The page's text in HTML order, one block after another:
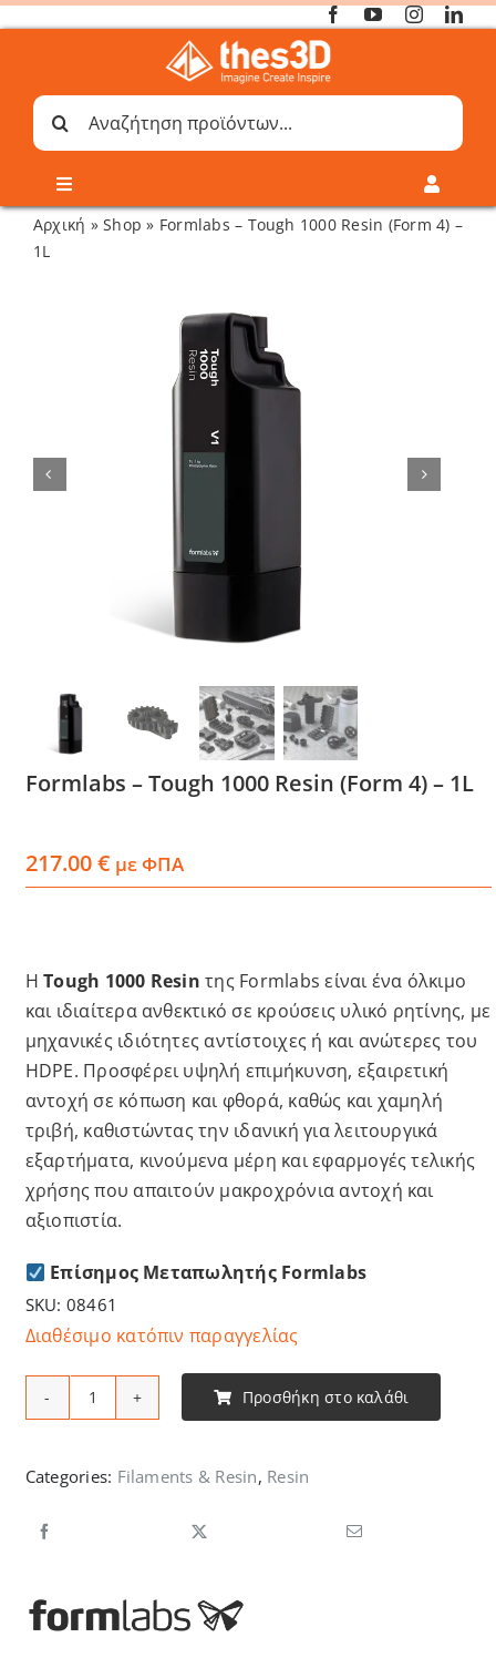
Μετάβαση
Αναζήτηση
για:
Toggle
Navigation
Online 3D Printing
Outlet
Shop
Software
Blog
Toggle
Λογαριασμός
Αρχική »Shop » Formlabs – Tough 1000 Resin (Form 4) –
1L
Formlabs – Tough 1000 Resin (Form 4) – 1L
217.00€ με ΦΠΑ
ΗTough 1000 Resin της Formlabs είναι ένα όλκιμο
και ιδιαίτερα ανθεκτικό σε κρούσεις υλικό ρητίνης, με
μηχανικές ιδιότητες αντίστοιχες ή και ανώτερες του
HDPE. Προσφέρει υψηλή επιμήκυνση, εξαιρετική
αντοχή σε κόπωση και φθορά, καθώς και χαμηλή
τριβή, καθιστώντας την ιδανική για λειτουργικά
εξαρτήματα, κινούμενα μέρη και εφαρμογές τελικής
χρήσης που απαιτούν μακροχρόνια αντοχή και
αξιοπιστία.
Επίσημος Μεταπωλητής Formlabs
SKU: 08461
Διαθέσιμο κατόπιν παραγγελίας
Formlabs
Tough
-
Προσθήκη στο καλάθι
Categories: Filaments & Resin, Resin